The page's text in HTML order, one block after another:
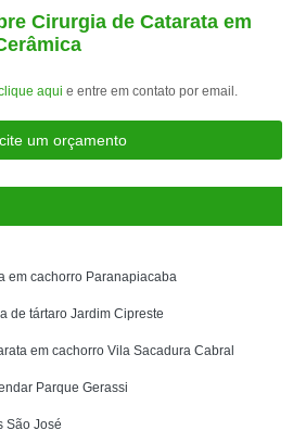
Cirurgia de Catarata em
aqui e entre em contato por email.
um orçamento
em cachorro Paranapiacaba
de tártaro Jardim Cipreste
em cachorro Vila Sacadura Cabral
Parque Gerassi
São José